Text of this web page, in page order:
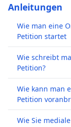
Ihr bekommt
ausreichenden
Programm und
anständigen
Geschichten,
Weitere
www.echo-
Anleitungen
Wie man eine
Petition startet
Wie schreibt
Petition?
Wie kann man
Petition
Wie Sie mediale